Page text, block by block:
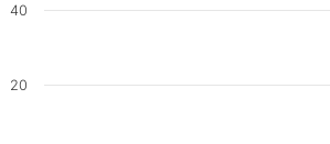
20
40